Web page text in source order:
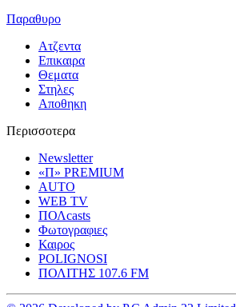
Παραθυρο
Ατζεντα
Επικαιρα
Θεματα
Στηλες
Αποθηκη
Περισσοτερα
Newsletter
«Π» PREMIUM
AUTO
WEB TV
ΠΟΛcasts
Φωτογραφιες
Καιρος
POLIGNOSI
ΠΟΛΙΤΗΣ 107.6 FM